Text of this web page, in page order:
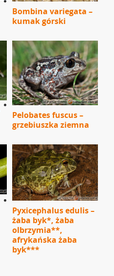
Bombina variegata –
kumak górski
Pelobates fuscus –
grzebiuszka ziemna
Pyxicephalus edulis –
żaba byk*, żaba
olbrzymia**,
afrykańska żaba
byk***